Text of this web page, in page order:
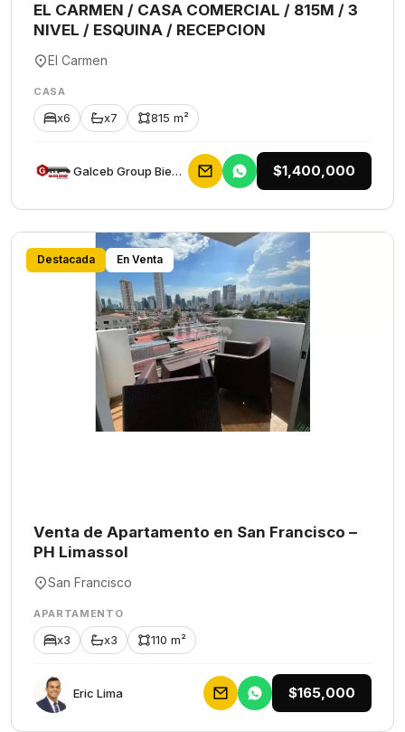
EL CARMEN / CASA COMERCIAL / 815M / 3
NIVEL / ESQUINA / RECEPCION
El Carmen
CASA
x6 x7 815 m²
Galceb Group Bienes Raices $1,400,000
Destacada En Venta
Venta de Apartamento en San Francisco –
PH Limassol
San Francisco
APARTAMENTO
x3 x3 110 m²
Eric Lima $165,000